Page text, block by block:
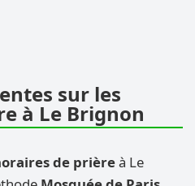
sur les
à Le Brignon
de prièreà Le